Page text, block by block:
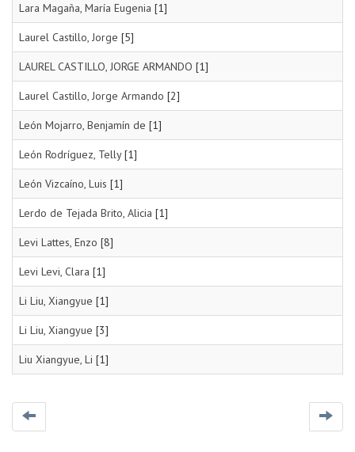
Lara Magaña, María Eugenia [1]
Laurel Castillo, Jorge [5]
LAUREL CASTILLO, JORGE ARMANDO [1]
Laurel Castillo, Jorge Armando [2]
León Mojarro, Benjamín de [1]
León Rodríguez, Telly[1]
León Vizcaíno, Luis [1]
Lerdo de Tejada Brito, Alicia [1]
Levi Lattes, Enzo [8]
Levi Levi, Clara [1]
Li Liu, Xiangyue [1]
Li Liu, Xiangyue [3]
Liu Xiangyue, Li [1]